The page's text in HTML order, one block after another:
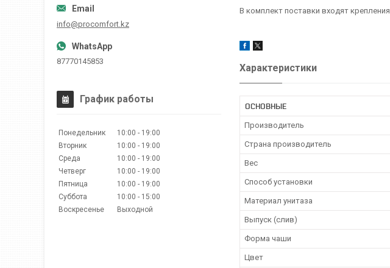
В комплект поставки входят
Характеристики
ОСНОВНЫЕ
Производитель
Страна производитель
Вес
Способ установки
Материал унитаза
Выпуск (слив)
Форма чаши
Цвет
info@procomfort.kz
87770145853
График работы
Понедельник 10:00
19:00
Вторник
10:00
19:00
Среда
10:00
19:00
Четверг
10:00
19:00
Пятница
10:00
19:00
Суббота
10:00
15:00
Воскресенье
Выходной